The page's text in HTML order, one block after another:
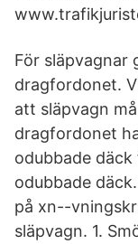
För släpvagnar
dragfordonet.
att släpvagn
dragfordonet
odubbade
odubbade
på xn--
släpvagn. 1.